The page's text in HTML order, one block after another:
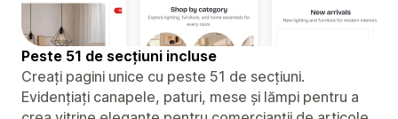
Peste 51 de secțiuni incluse
Creați pagini unice cu peste 51 de secțiuni.
Evidențiați canapele, paturi, mese și lămpi pentru a